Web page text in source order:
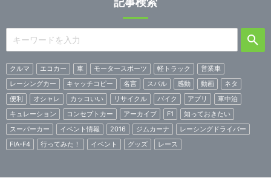
クルマ エコカー 車 モータースポーツ 軽トラック
営業車
レーシングカー
キャッチコピー 名言 スバル 感動 動画
ネタ
便利
オシャレ カッコいい リサイクル バイク アプリ
車中泊
キュレーション
コンセプトカー アーカイブ F1
知っておきたい
スーパーカー
イベント情報 2016 ジムカーナ
レーシングドライバー
FIA-F4
行ってみた！ イベント グッズ レース